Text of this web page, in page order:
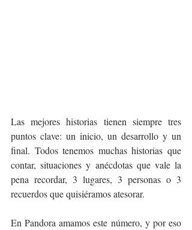
Las mejores historias tienen siempre tres
puntos clave: un inicio, un desarrollo y un
final. Todos tenemos muchas historias que
contar, situaciones y anécdotas que vale la
pena recordar, 3 lugares, 3 personas o 3
recuerdos que quisiéramos atesorar.
En Pandora amamos este número, y por eso